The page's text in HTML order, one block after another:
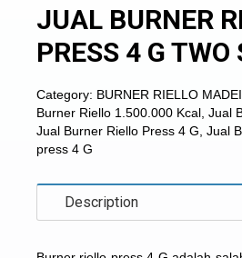
JUAL BURNER
PRESS 4 G TWO
Category: BURNER RIELLO
Burner Riello 1.500.000 Kcal Jual
Jual Burner Riello Press 4 G Jual
press 4 G
Description